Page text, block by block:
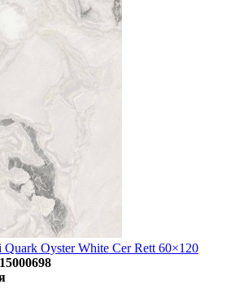
Quark Oyster White Cer Rett 60×120